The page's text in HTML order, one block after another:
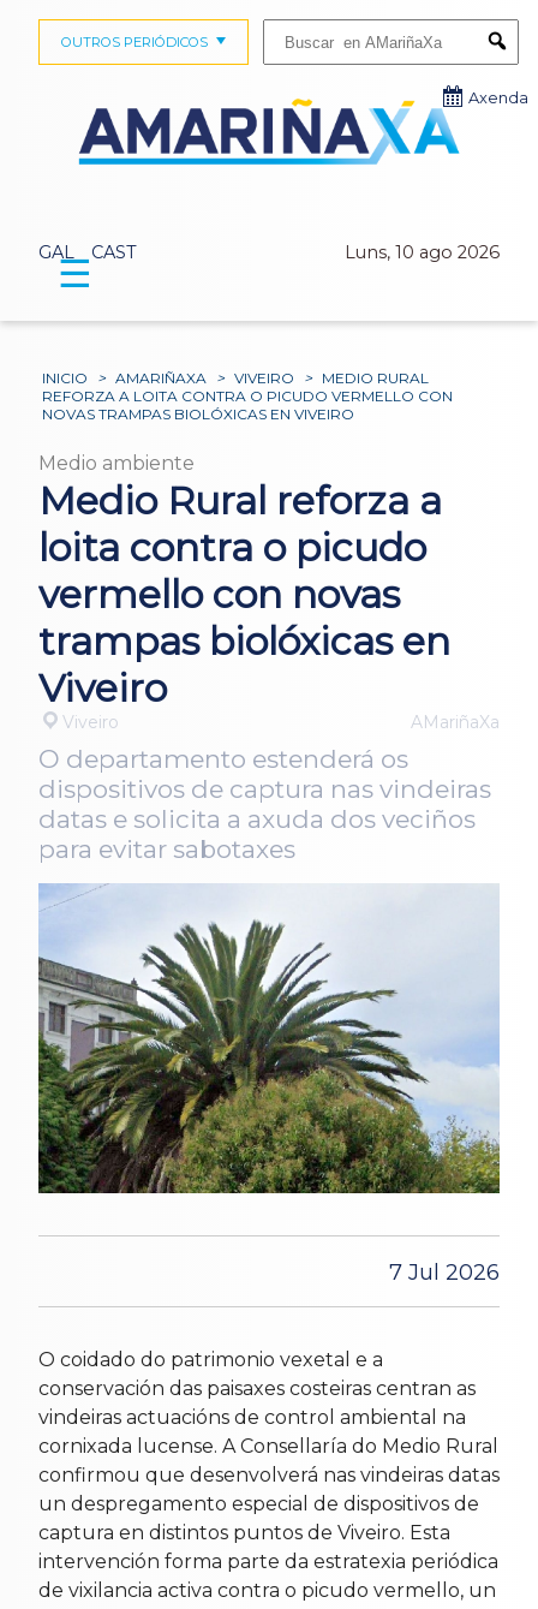
GAL CAST Luns, 10 ago 2026
OUTROS PERIÓDICOS
Axenda
☰
INICIO > AMARIÑAXA > VIVEIRO > MEDIO RURAL
REFORZA A LOITA CONTRA O PICUDO VERMELLO CON
NOVAS TRAMPAS BIOLÓXICAS EN VIVEIRO
Medio ambiente
Medio Rural reforza a
loita contra o picudo
vermello con novas
trampas biolóxicas en
Viveiro
Viveiro AMariñaXa
O departamento estenderá os
dispositivos de captura nas vindeiras
datas e solicita a axuda dos veciños
para evitar sabotaxes
7 Jul 2026
O coidado do patrimonio vexetal e a
conservación das paisaxes costeiras centran as
vindeiras actuacións de control ambiental na
cornixada lucense. A Consellaría do Medio Rural
confirmou que desenvolverá nas vindeiras datas
un despregamento especial de dispositivos de
captura en distintos puntos de Viveiro. Esta
intervención forma parte da estratexia periódica
de vixilancia activa contra o picudo vermello, un